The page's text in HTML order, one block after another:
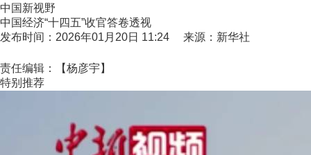
中国新视野
中国经济“十四五”收官答卷透视
发布时间：2026年01月20日 11:24 来源：新华社
责任编辑：【杨彦宇】
特别推荐